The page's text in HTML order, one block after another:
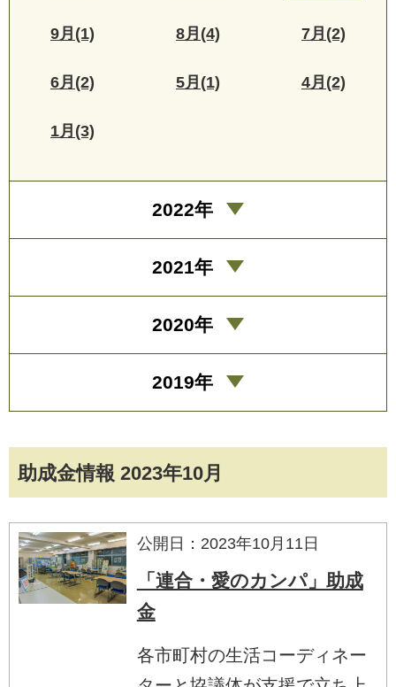
助成金情報 2023年10月
公開日：2023年10月11日
「連合・愛のカンパ」助成
金
各市町村の生活コーディネー
9月(1) 8月(4) 7月(2)
6月(2) 5月(1) 4月(2)
1月(3)
2022年
2021年
2020年
2019年